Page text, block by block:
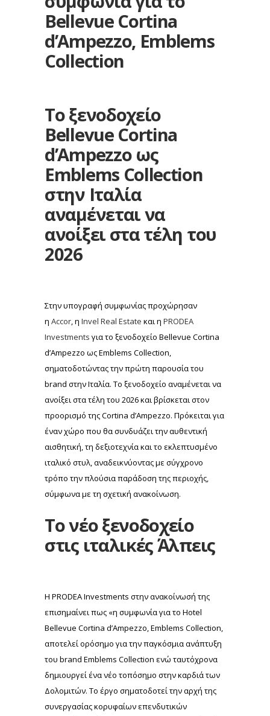
Bellevue Cortina
d’Ampezzo, Emblems
Collection
Το ξενοδοχείο
Bellevue Cortina
d’Ampezzo ως
Emblems Collection
στην Ιταλία
αναμένεται να
ανοίξει στα τέλη του
2026
Στην υπογραφή συμφωνίας προχώρησαν
η Accor, η Invel Real Estate και η PRODEA
Investmentsγια το ξενοδοχείο Bellevue Cortina
d’Ampezzo ως Emblems Collection,
σηματοδοτώντας την πρώτη παρουσία του
brand στην Ιταλία. Το ξενοδοχείο αναμένεται να
ανοίξει στα τέλη του 2026 και βρίσκεται στον
προορισμό της Cortina d’Ampezzo. Πρόκειται για
έναν χώρο που θα συνδυάζει την αυθεντική
αισθητική, τη δεξιοτεχνία και το εκλεπτυσμένο
ιταλικό στυλ, αναδεικνύοντας με σύγχρονο
τρόπο την πλούσια παράδοση της περιοχής,
σύμφωνα με τη σχετική ανακοίνωση.
Το νέο ξενοδοχείο
στις ιταλικές Άλπεις
Η PRODEA Investments στην ανακοίνωσή της
επισημαίνει πως «η συμφωνία για το Hotel
Bellevue Cortina d’Ampezzo, Emblems Collection,
αποτελεί ορόσημο για την παγκόσμια ανάπτυξη
του brand Emblems Collection ενώ ταυτόχρονα
δημιουργεί ένα νέο τοπόσημο στην καρδιά των
Δολομιτών. Το έργο σηματοδοτεί την αρχή της
συνεργασίας κορυφαίων επενδυτικών